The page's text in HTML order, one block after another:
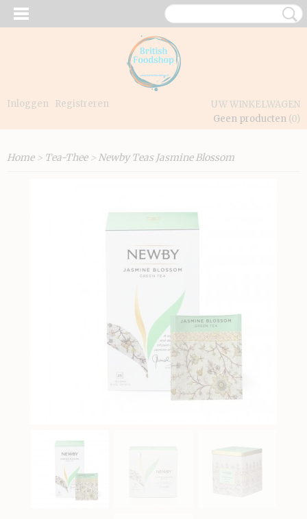
Inloggen Registreren
UW WINKELWAGEN
Geen producten (0)
Home> Tea-Thee> Newby Teas Jasmine Blossom